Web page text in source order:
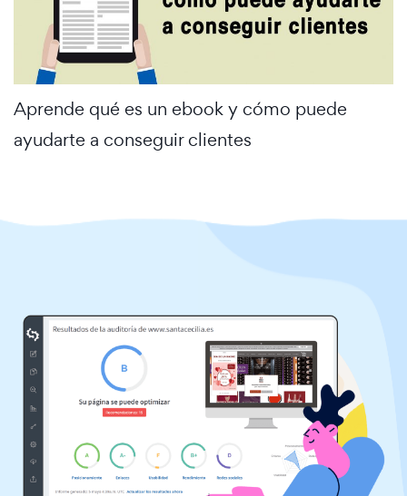
Aprende qué es un ebook y cómo puede
ayudarte a conseguir clientes